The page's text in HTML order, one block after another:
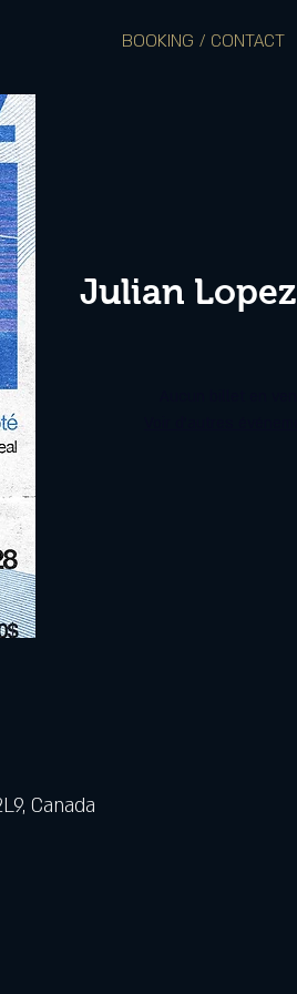
BOOKING / CONTACT
Julian Lopez
Canada